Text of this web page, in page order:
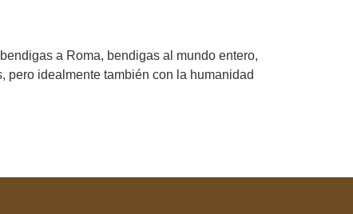
a Roma, bendigas al mundo entero,
idealmente también con la humanidad